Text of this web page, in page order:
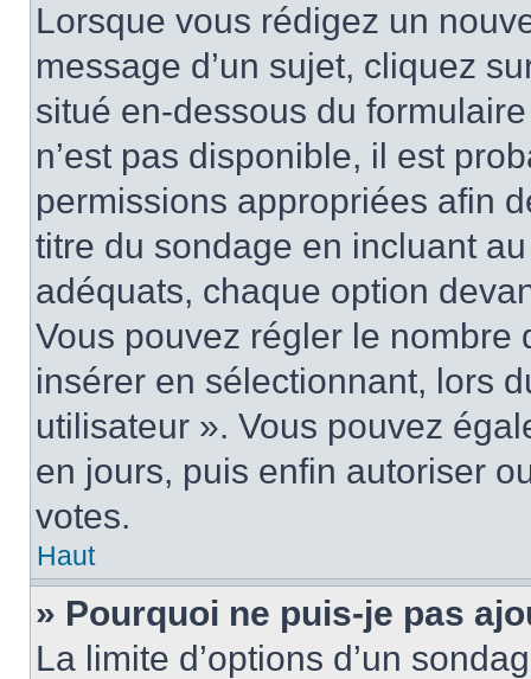
Lorsque vous rédigez un
message d’un sujet, cliquez
situé en-dessous du
n’est pas disponible, il est
permissions appropriées afin
titre du sondage en incluant
adéquats, chaque option
Vous pouvez régler le nombre
insérer en sélectionnant, lors
utilisateur ». Vous pouvez
en jours, puis enfin autoriser
votes.
Haut
» Pourquoi ne puis-je pas
La limite d’options d’un